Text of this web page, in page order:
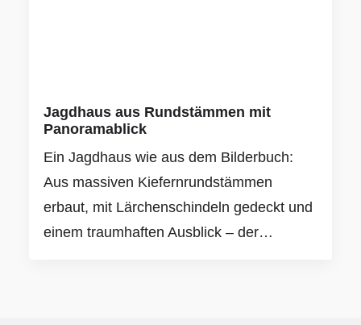
Jagdhaus aus Rundstämmen mit
Panoramablick
Ein Jagdhaus wie aus dem Bilderbuch:
Aus massiven Kiefernrundstämmen
erbaut, mit Lärchenschindeln gedeckt und
einem traumhaften Ausblick – der…